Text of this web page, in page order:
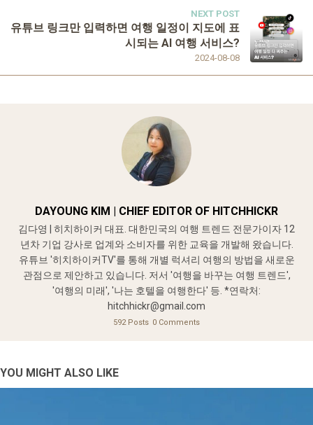
NEXT POST
2024-08-08
유튜브 링크만 입력하면 여행 일정이 지도에 표
시되는 AI 여행 서비스?
DAYOUNG KIM | CHIEF EDITOR OF HITCHHICKR
김다영 | 히치하이커 대표. 대한민국의 여행 트렌드 전문가이자 12
년차 기업 강사로 업계와 소비자를 위한 교육을 개발해 왔습니다.
유튜브 '히치하이커TV'를 통해 개별 럭셔리 여행의 방법을 새로운
관점으로 제안하고 있습니다. 저서 '여행을 바꾸는 여행 트렌드',
'여행의 미래', '나는 호텔을 여행한다' 등. *연락처:
hitchhickr@gmail.com
592 Posts 0 Comments
YOU MIGHT ALSO LIKE